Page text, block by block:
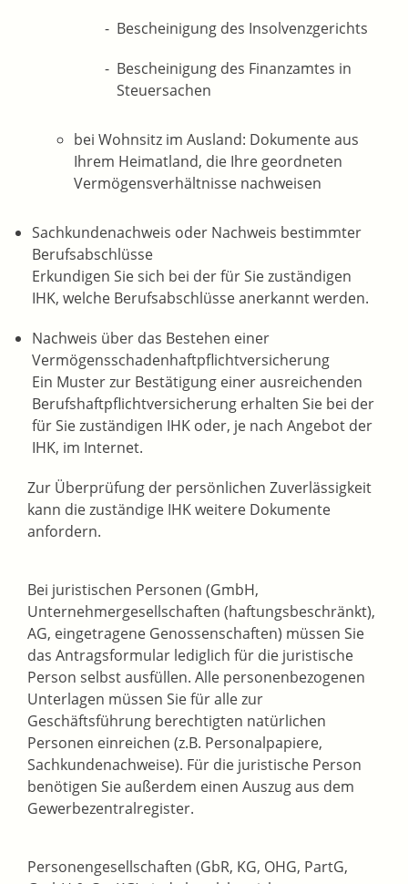
Bescheinigung des Insolvenzgerichts
Bescheinigung des Finanzamtes in
Steuersachen
bei Wohnsitz im Ausland: Dokumente aus
Ihrem Heimatland, die Ihre geordneten
Vermögensverhältnisse nachweisen
Sachkundenachweis oder Nachweis bestimmter
Berufsabschlüsse
Erkundigen Sie sich bei der für Sie zuständigen
IHK, welche Berufsabschlüsse anerkannt werden.
Nachweis über das Bestehen einer
Vermögensschadenhaftpflichtversicherung
Ein Muster zur Bestätigung einer ausreichenden
Berufshaftpflichtversicherung erhalten Sie bei der
für Sie zuständigen IHK oder, je nach Angebot der
IHK, im Internet.
Zur Überprüfung der persönlichen Zuverlässigkeit
kann die zuständige IHK weitere Dokumente
anfordern.
Bei juristischen Personen (GmbH,
Unternehmergesellschaften (haftungsbeschränkt),
AG, eingetragene Genossenschaften) müssen Sie
das Antragsformular lediglich für die juristische
Person selbst ausfüllen. Alle personenbezogenen
Unterlagen müssen Sie für alle zur
Geschäftsführung berechtigten natürlichen
Personen einreichen (z.B. Personalpapiere,
Sachkundenachweise). Für die juristische Person
benötigen Sie außerdem einen Auszug aus dem
Gewerbezentralregister.
Personengesellschaften (GbR, KG, OHG, PartG,